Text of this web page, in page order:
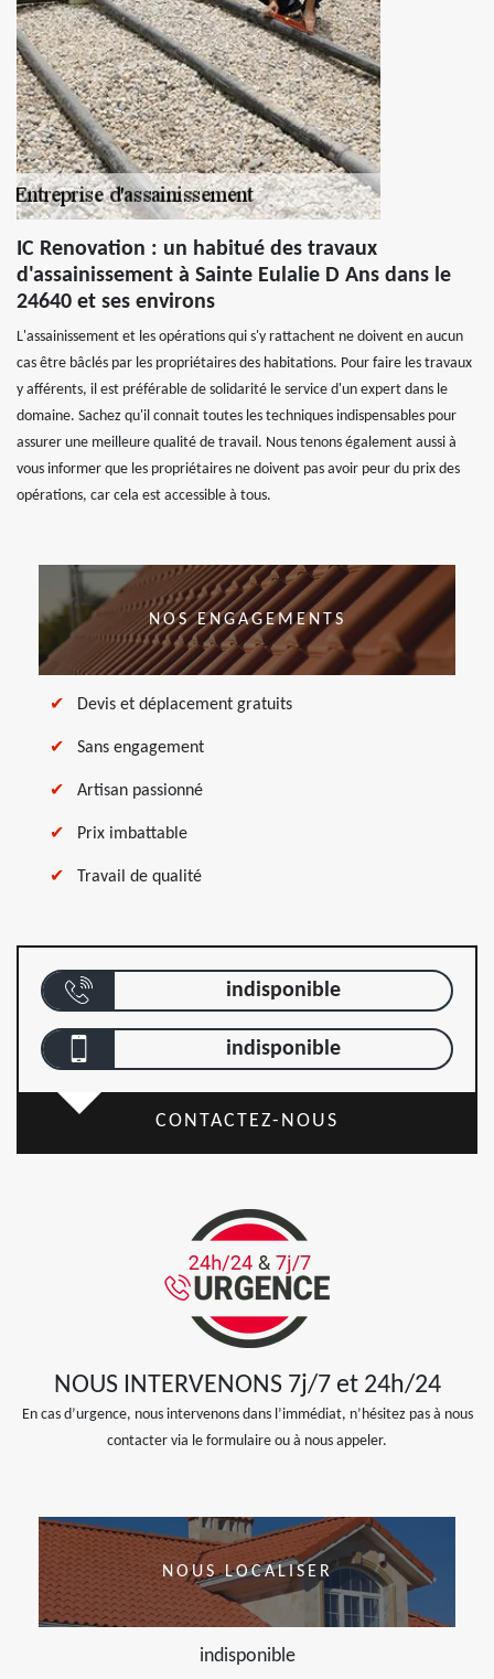
IC Renovation : un habitué des travaux
d'assainissement à Sainte Eulalie D Ans dans le
24640 et ses environs
L'assainissement et les opérations qui s'y rattachent ne doivent en aucun
cas être bâclés par les propriétaires des habitations. Pour faire les travaux
y afférents, il est préférable de solidarité le service d'un expert dans le
domaine. Sachez qu'il connait toutes les techniques indispensables pour
assurer une meilleure qualité de travail. Nous tenons également aussi à
vous informer que les propriétaires ne doivent pas avoir peur du prix des
opérations, car cela est accessible à tous.
NOS ENGAGEMENTS
Devis et déplacement gratuits
Sans engagement
Artisan passionné
Prix imbattable
Travail de qualité
indisponible
indisponible
CONTACTEZ-NOUS
NOUS INTERVENONS 7j/7 et 24h/24
En cas d’urgence, nous intervenons dans l’immédiat, n’hésitez pas à nous
contacter via le formulaire ou à nous appeler.
NOUS LOCALISER
indisponible